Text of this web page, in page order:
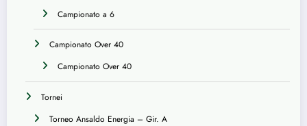
Campionato a 6
Campionato Over 40
Campionato Over 40
Tornei
Torneo Ansaldo Energia – Gir. A